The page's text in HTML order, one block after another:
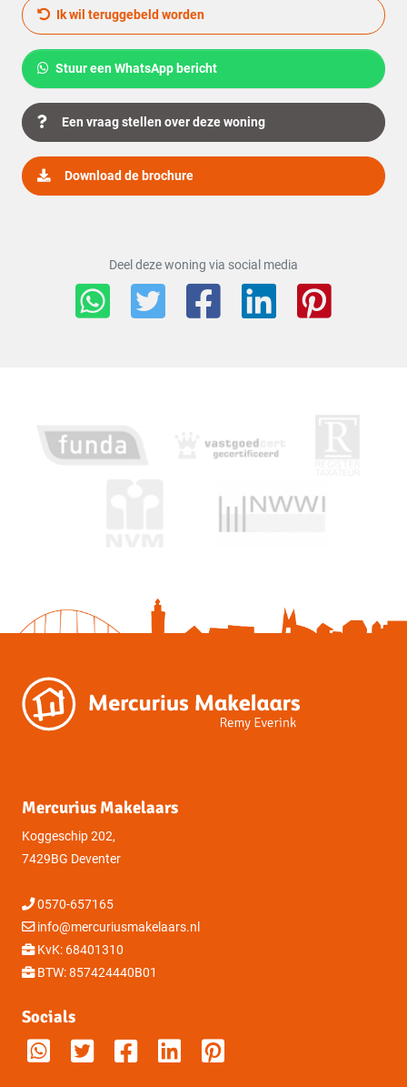
Schuur of berging Inpandig
Parkeergelegenheid
Garage Inpandig
Parkeer faciliciteiten Openbaar parkeren
Dak
Voorzieningen
Onderhoud buiten Goed
Goed
Huidige gebruik
Eigendomssituatie Volle eigendom
Oppervlakte
Ik wil teruggebeld worden
Stuur een WhatsApp bericht
Een vraag stellen over deze woning
Download de brochure
Deel deze woning via social media
Mercurius Makelaars
Koggeschip 202,
7429BG Deventer
0570-657165
info@mercuriusmakelaars.nl
KvK: 68401310
BTW: 857424440B01
Socials